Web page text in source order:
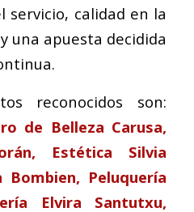
servicio, calidad en la
una apuesta decidida
reconocidos son:
de Belleza Carusa,
Estética Silvia
Bombien, Peluquería
Elvira Santutxu,